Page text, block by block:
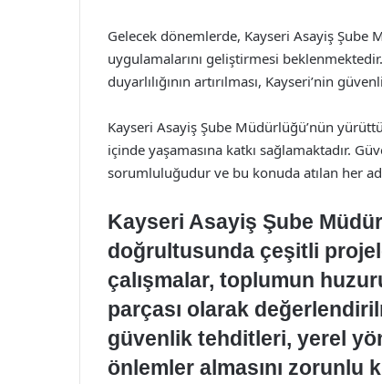
Gelecek dönemlerde, Kayseri Asayiş Şube
uygulamalarını geliştirmesi
duyarlılığının artırılması, Kayseri’nin
Kayseri Asayiş Şube Müdürlüğü’nün
içinde yaşamasına katkı sağlamaktadır.
sorumluluğudur ve bu konuda atılan her
Kayseri Asayiş Şube
doğrultusunda çeşitli
çalışmalar, toplumun
parçası olarak
güvenlik tehditleri, yerel
önlemler almasını zorunlu